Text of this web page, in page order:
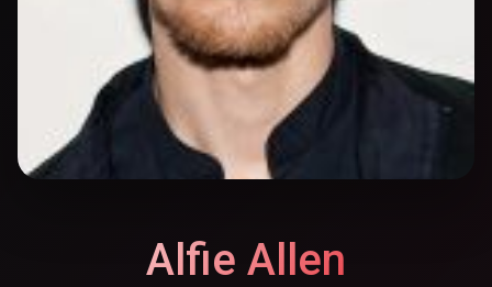
Alfie Allen